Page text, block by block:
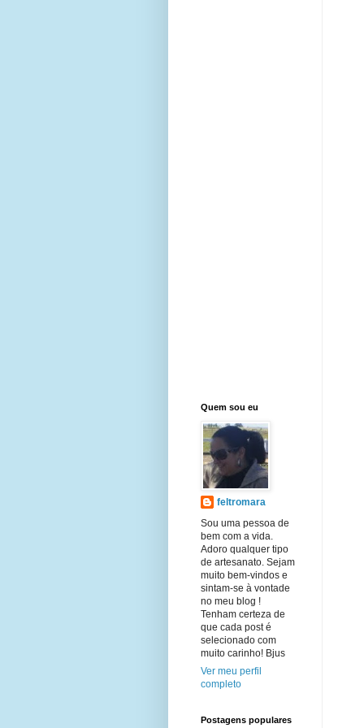
Quem sou eu
feltromara
Sou uma pessoa de
bem com a vida.
Adoro qualquer tipo
de artesanato. Sejam
muito bem-vindos e
sintam-se à vontade
no meu blog !
Tenham certeza de
que cada post é
selecionado com
muito carinho! Bjus
Ver meu perfil
completo
Postagens populares